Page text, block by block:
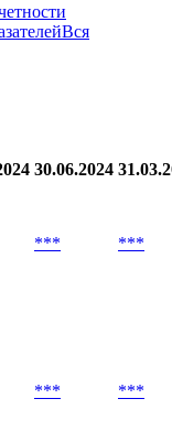
Вся
30.06.2024
*** ***
*** ***